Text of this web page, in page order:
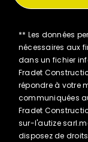
** Les données
nécessaires aux
dans un fichier
Fradet
répondre à votre
communiquées
Fradet
sur-l'autize
disposez de